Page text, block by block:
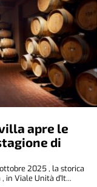
apre le
di
2025 , la storica
in Viale Unità d’It...